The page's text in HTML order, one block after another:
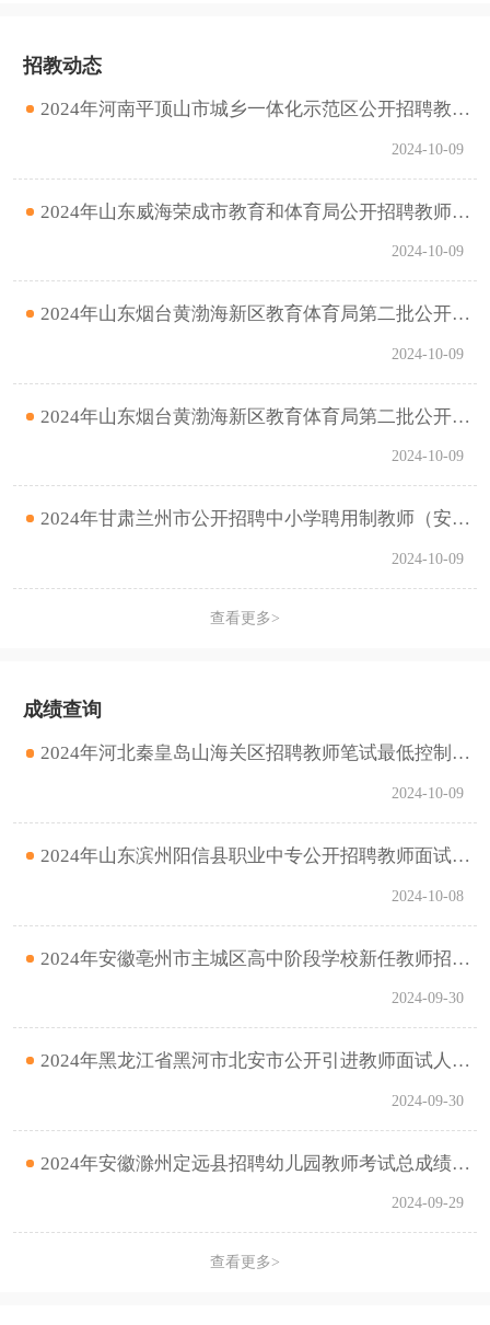
招教动态
2024年河南平顶山市城乡一体化示范区公开招聘教师拟聘用人员名单公告
2024-10-09
2024年山东威海荣成市教育和体育局公开招聘教师第二批报名情况统计(截至10月9日17时)
2024-10-09
2024年山东烟台黄渤海新区教育体育局第二批公开招聘高层次人才网上报名及审核专业通过情况 （截至10月9日16时）
2024-10-09
2024年山东烟台黄渤海新区教育体育局第二批公开招聘教师网上报名及审核专业通过情况 （截至10月9日16时）
2024-10-09
2024年甘肃兰州市公开招聘中小学聘用制教师（安宁区教育局所属学校）体检结果通知
2024-10-09
查看更多>
成绩查询
2024年河北秦皇岛山海关区招聘教师笔试最低控制分数线、笔试成绩查询、资格复审通知
2024-10-09
2024年山东滨州阳信县职业中专公开招聘教师面试成绩公示
2024-10-08
2024年安徽亳州市主城区高中阶段学校新任教师招聘笔试成绩公告
2024-09-30
2024年黑龙江省黑河市北安市公开引进教师面试人员成绩及拟进入考核人员名单
2024-09-30
2024年安徽滁州定远县招聘幼儿园教师考试总成绩通知
2024-09-29
查看更多>